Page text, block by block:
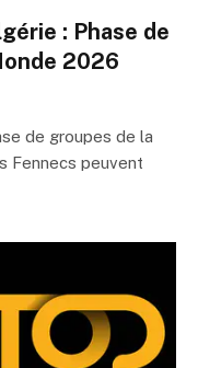
: Phase de
2026
de groupes de la
Fennecs peuvent